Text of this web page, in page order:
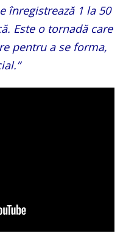
înregistrează 1 la 50
Este o tornadă care
pentru a se forma,